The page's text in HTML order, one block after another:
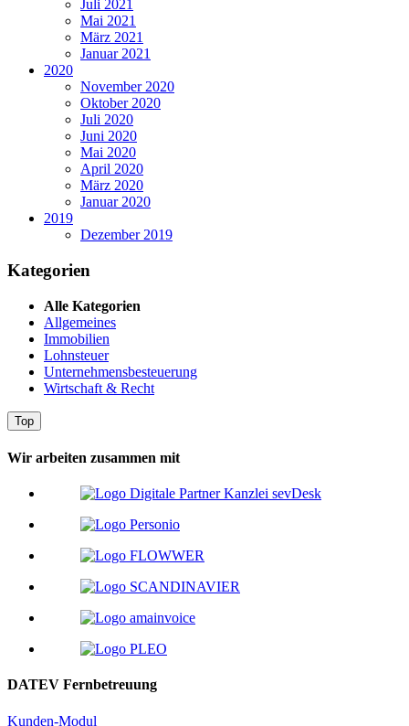
Juli 2021
Mai 2021
März 2021
Januar 2021
2020
November 2020
Oktober 2020
Juli 2020
Juni 2020
Mai 2020
April 2020
März 2020
Januar 2020
2019
Dezember 2019
Kategorien
Alle Kategorien
Allgemeines
Immobilien
Lohnsteuer
Unternehmensbesteuerung
Wirtschaft & Recht
Top
Wir arbeiten zusammen mit
DATEV Fernbetreuung
Kunden-Modul